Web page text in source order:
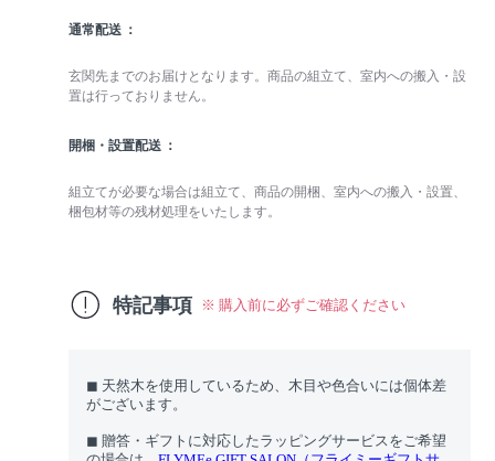
通常配送
玄関先までのお届けとなります。商品の組立て、室内への搬入・設
置は行っておりません。
開梱・設置配送
組立てが必要な場合は組立て、商品の開梱、室内への搬入・設置、
梱包材等の残材処理をいたします。
特記事項 ※ 購入前に必ずご確認ください
◼︎ 天然木を使用しているため、木目や色合いには個体差
がございます。
◼︎ 贈答・ギフトに対応したラッピングサービスをご希望